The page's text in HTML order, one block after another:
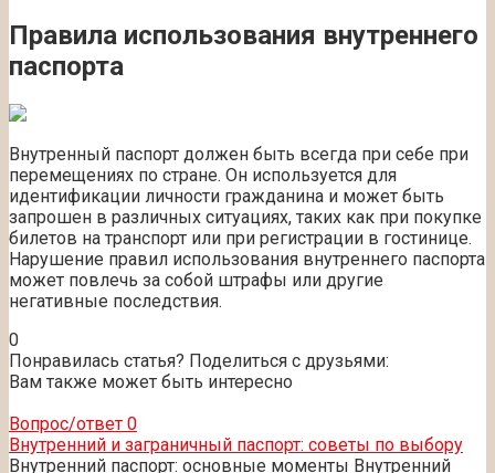
Правила использования внутреннего
паспорта
Внутренный паспорт должен быть всегда при себе при
перемещениях по стране. Он используется для
идентификации личности гражданина и может быть
запрошен в различных ситуациях, таких как при покупке
билетов на транспорт или при регистрации в гостинице.
Нарушение правил использования внутреннего паспорта
может повлечь за собой штрафы или другие
негативные последствия.
0
Понравилась статья? Поделиться с друзьями:
Вам также может быть интересно
Вопрос/ответ 0
Внутренний и заграничный паспорт: советы по выбору
Внутренний паспорт: основные моменты Внутренний